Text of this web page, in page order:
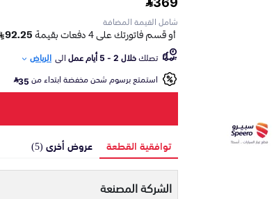
شامل القيمة المضافة
تصلكخلال 2 - 5 أيام عمل الى الرياض
استمتع برسوم شحن مخفضة ابتداء من35
توافقية القطعة عروض أخرى (5)
الشركة المصنعة